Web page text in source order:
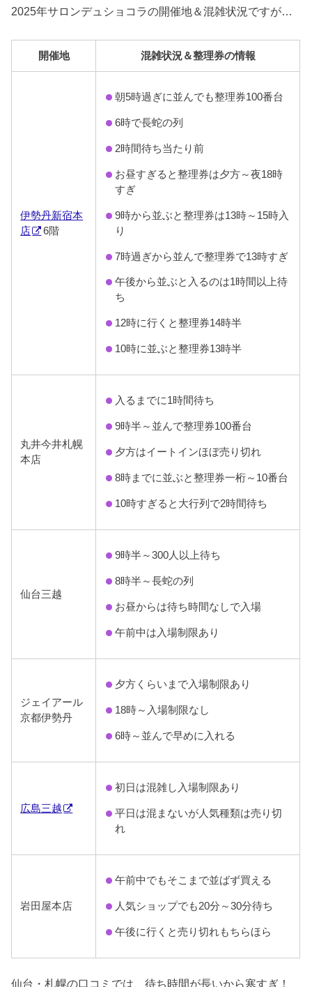
2025年サロンデュショコラの開催地＆混雑状況ですが…
開催地 混雑状況＆整理券の情報
伊勢丹新宿本
店
6階
朝5時過ぎに並んでも整理券100番台
6時で長蛇の列
2時間待ち当たり前
お昼すぎると整理券は夕方～夜18時
すぎ
9時から並ぶと整理券は13時～15時入
り
7時過ぎから並んで整理券で13時すぎ
午後から並ぶと入るのは1時間以上待
ち
12時に行くと整理券14時半
10時に並ぶと整理券13時半
丸井今井札幌
本店
入るまでに1時間待ち
9時半～並んで整理券100番台
夕方はイートインほぼ売り切れ
8時までに並ぶと整理券一桁～10番台
10時すぎると大行列で2時間待ち
仙台三越
9時半～300人以上待ち
8時半～長蛇の列
お昼からは待ち時間なしで入場
午前中は入場制限あり
ジェイアール
京都伊勢丹
夕方くらいまで入場制限あり
18時～入場制限なし
6時～並んで早めに入れる
広島三越
初日は混雑し入場制限あり
平日は混まないが人気種類は売り切
れ
岩田屋本店
午前中でもそこまで並ばず買える
人気ショップでも20分～30分待ち
午後に行くと売り切れもちらほら
仙台・札幌の口コミでは、待ち時間が長いから寒すぎ！